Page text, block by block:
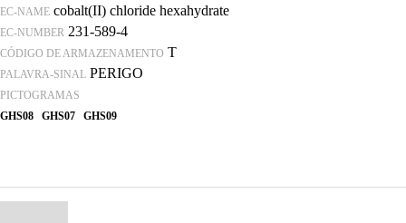
EC-NAME cobalt(II) chloride hexahydrate
EC-NUMBER 231-589-4
CÓDIGO DE ARMAZENAMENTO T
PALAVRA-SINAL PERIGO
PICTOGRAMAS
GHS08
GHS07 GHS09